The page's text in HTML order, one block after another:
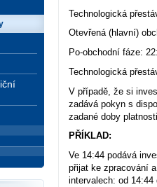
Technologická
Otevřená (hlavní)
Po-obchodní fáze:
Technologická
V případě, že si
zadává pokyn s
zadané doby
PŘÍKLAD:
Ve 14:44 podává
přijat ke zpracování
intervalech: od 14:44